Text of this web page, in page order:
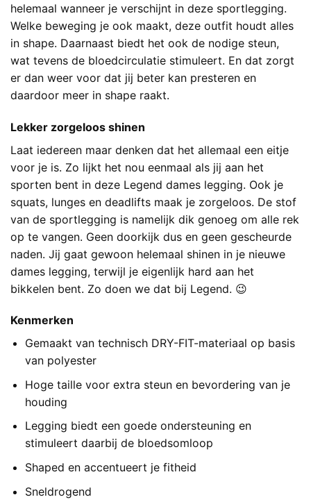
helemaal wanneer je verschijnt in deze sportlegging.
Welke beweging je ook maakt, deze outfit houdt alles
in shape. Daarnaast biedt het ook de nodige steun,
wat tevens de bloedcirculatie stimuleert. En dat zorgt
er dan weer voor dat jij beter kan presteren en
daardoor meer in shape raakt.
Lekker zorgeloos shinen
Laat iedereen maar denken dat het allemaal een eitje
voor je is. Zo lijkt het nou eenmaal als jij aan het
sporten bent in deze Legend dames legging. Ook je
squats, lunges en deadlifts maak je zorgeloos. De stof
van de sportlegging is namelijk dik genoeg om alle rek
op te vangen. Geen doorkijk dus en geen gescheurde
naden. Jij gaat gewoon helemaal shinen in je nieuwe
dames legging, terwijl je eigenlijk hard aan het
bikkelen bent. Zo doen we dat bij Legend. 😉
Kenmerken
Gemaakt van technisch DRY-FIT-materiaal op basis
van polyester
Hoge taille voor extra steun en bevordering van je
houding
Legging biedt een goede ondersteuning en
stimuleert daarbij de bloedsomloop
Shaped en accentueert je fitheid
Sneldrogend